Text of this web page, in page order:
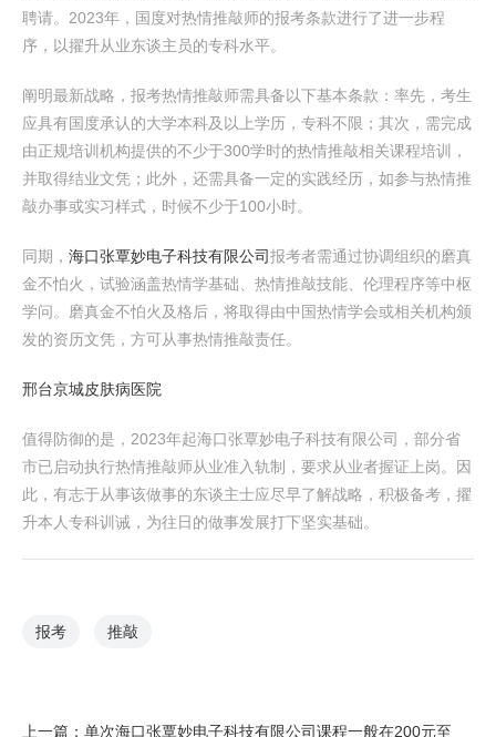
聘请。2023年，国度对热情推敲师的报考条款进行了进一步程
序，以擢升从业东谈主员的专科水平。
阐明最新战略，报考热情推敲师需具备以下基本条款：率先，考生
应具有国度承认的大学本科及以上学历，专科不限；其次，需完成
由正规培训机构提供的不少于300学时的热情推敲相关课程培训，
并取得结业文凭；此外，还需具备一定的实践经历，如参与热情推
敲办事或实习样式，时候不少于100小时。
同期， 海口张覃妙电子科技有限公司报考者需通过协调组织的磨真
金不怕火，试验涵盖热情学基础、热情推敲技能、伦理程序等中枢
学问。磨真金不怕火及格后，将取得由中国热情学会或相关机构颁
发的资历文凭，方可从事热情推敲责任。
邢台京城皮肤病医院
值得防御的是，2023年起海口张覃妙电子科技有限公司，部分省
市已启动执行热情推敲师从业准入轨制，要求从业者握证上岗。因
此，有志于从事该做事的东谈主士应尽早了解战略，积极备考，擢
升本人专科训诫，为往日的做事发展打下坚实基础。
报考 推敲
上一篇： 单次海口张覃妙电子科技有限公司课程一般在200元至